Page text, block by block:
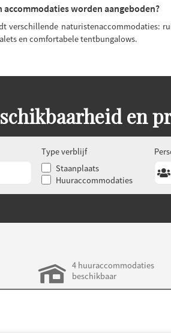
accommodaties worden aangeboden?
verschillende naturistenaccommodaties:
en comfortabele tentbungalows.
en
Type verblijf
Staanplaats
Huuraccommodaties
4 huuraccommodaties
beschikbaar